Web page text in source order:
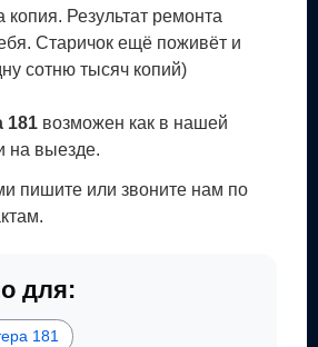
копия. Результат ремонта
Старичок ещё поживёт и
сотню тысяч копий)
181 возможен как в нашей
на выезде.
пишите или звоните нам по
для:
181